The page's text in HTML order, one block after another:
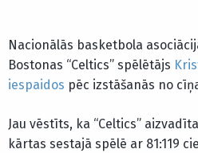
Nacionālās basketbola
Bostonas “Celtics” spēlētājs
iespaidos pēc izstāšanās no
Jau vēstīts, ka “Celtics”
kārtas sestajā spēlē ar 81:119